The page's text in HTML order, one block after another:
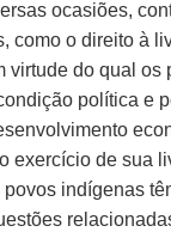
ocasiões,
como o direito à
virtude do qual os
política e
exercício de sua
indígenas